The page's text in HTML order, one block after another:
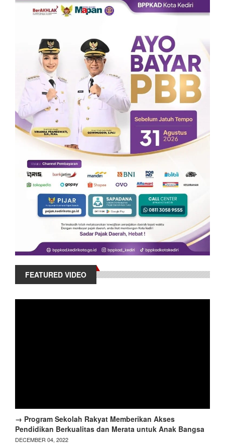
FEATURED VIDEO
→ Program Sekolah Rakyat Memberikan Akses
Pendidikan Berkualitas dan Merata untuk Anak Bangsa
DECEMBER 04, 2022